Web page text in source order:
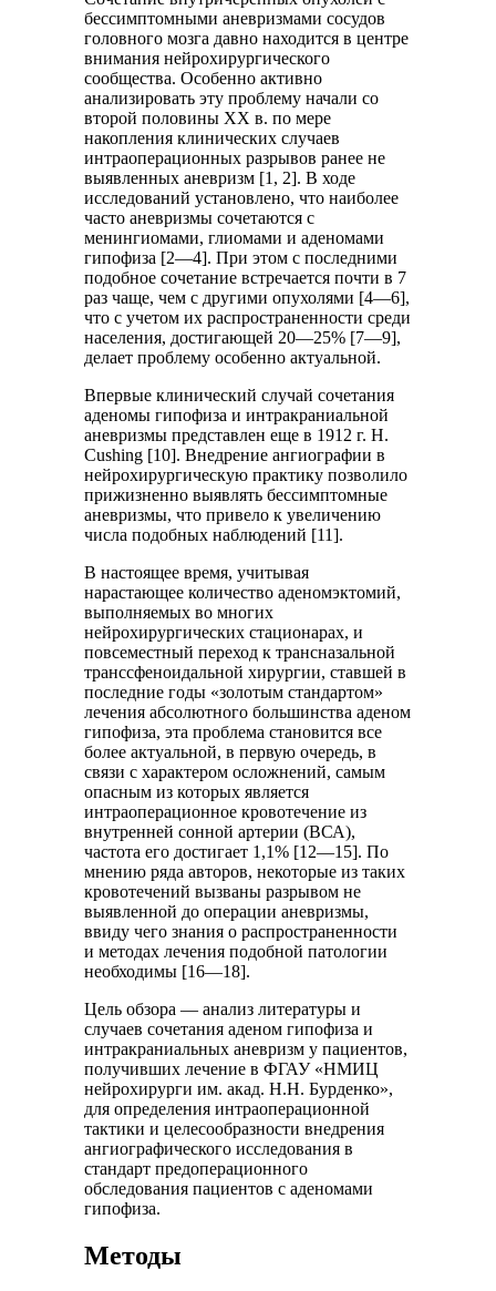
бессимптомными аневризмами сосудов
головного мозга давно находится в центре
внимания нейрохирургического
сообщества. Особенно активно
анализировать эту проблему начали со
второй половины XX в. по мере
накопления клинических случаев
интраоперационных разрывов ранее не
выявленных аневризм [1, 2]. В ходе
исследований установлено, что наиболее
часто аневризмы сочетаются с
менингиомами, глиомами и аденомами
гипофиза [2—4]. При этом с последними
подобное сочетание встречается почти в 7
раз чаще, чем с другими опухолями [4—6],
что с учетом их распространенности среди
населения, достигающей 20—25% [7—9],
делает проблему особенно актуальной.
Впервые клинический случай сочетания
аденомы гипофиза и интракраниальной
аневризмы представлен еще в 1912 г. H.
Cushing [10]. Внедрение ангиографии в
нейрохирургическую практику позволило
прижизненно выявлять бессимптомные
аневризмы, что привело к увеличению
числа подобных наблюдений [11].
В настоящее время, учитывая
нарастающее количество аденомэктомий,
выполняемых во многих
нейрохирургических стационарах, и
повсеместный переход к трансназальной
транссфеноидальной хирургии, ставшей в
последние годы «золотым стандартом»
лечения абсолютного большинства аденом
гипофиза, эта проблема становится все
более актуальной, в первую очередь, в
связи с характером осложнений, самым
опасным из которых является
интраоперационное кровотечение из
внутренней сонной артерии (ВСА),
частота его достигает 1,1% [12—15]. По
мнению ряда авторов, некоторые из таких
кровотечений вызваны разрывом не
выявленной до операции аневризмы,
ввиду чего знания о распространенности
и методах лечения подобной патологии
необходимы [16—18].
Цель обзора — анализ литературы и
случаев сочетания аденом гипофиза и
интракраниальных аневризм у пациентов,
получивших лечение в ФГАУ «НМИЦ
нейрохирурги им. акад. Н.Н. Бурденко»,
для определения интраоперационной
тактики и целесообразности внедрения
ангиографического исследования в
стандарт предоперационного
обследования пациентов с аденомами
гипофиза.
Методы